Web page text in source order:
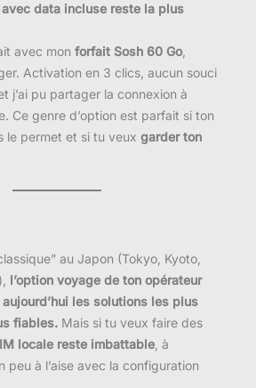
avec data incluse reste la plus
avec mon forfait Sosh 60 Go,
Activation en 3 clics, aucun souci
j’ai pu partager la connexion à
Ce genre d’option est parfait si ton
le permet et si tu veux garder ton
au Japon (Tokyo, Kyoto,
l’option voyage de ton opérateur
les solutions les plus
fiables. Mais si tu veux faire des
locale reste imbattable , à
peu à l’aise avec la configuration